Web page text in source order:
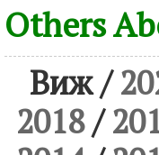
Others
Виж /
2018/